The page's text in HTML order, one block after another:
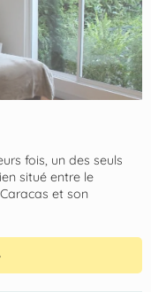
fois, un des seuls
situé entre le
et son